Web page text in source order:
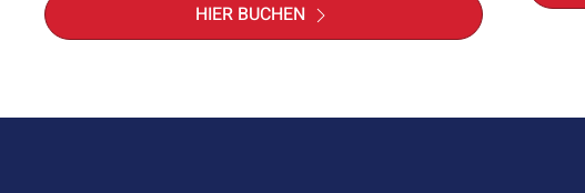
HIER BUCHEN